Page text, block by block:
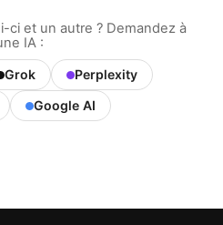
ci et un autre ? Demandez à
IA :
Grok
Perplexity
Google AI